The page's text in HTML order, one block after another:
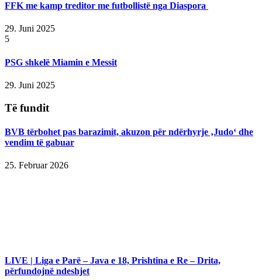
FFK me kamp treditor me futbollistë nga Diaspora
29. Juni 2025
5
PSG shkelë Miamin e Messit
29. Juni 2025
Të fundit
BVB tërbohet pas barazimit, akuzon për ndërhyrje ‚Judo‘ dhe
vendim të gabuar
25. Februar 2026
LIVE | Liga e Parë – Java e 18, Prishtina e Re – Drita,
përfundojnë ndeshjet